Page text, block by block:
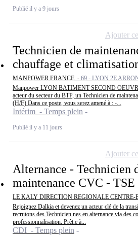
Publié il y a 9 jours
Technicien de
chauffage et
MANPOWER FRANCE - 69 - LYON 2E
Manpower LYON BATIMENT SECOND
acteur du secteur du BTP, un Technicien de
(H/F) Dans ce poste, vous serez amené à : -...
Intérim - Temps plein
Publié il y a 11 jours
Ajouter
Alternance - Technicien
maintenance CVC -
LE KALY DIRECTION REGIONALE CENTRE-
Rejoignez Dalkia et devenez un acteur clé de la
recrutons des Technicien.nes en alternance via des
professionnalisation. Prêt.e à...
CDI - Temps plein
Ajouter